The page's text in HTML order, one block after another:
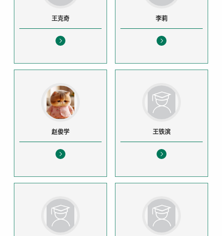
王克奇 李莉
赵俊学 王铁滨